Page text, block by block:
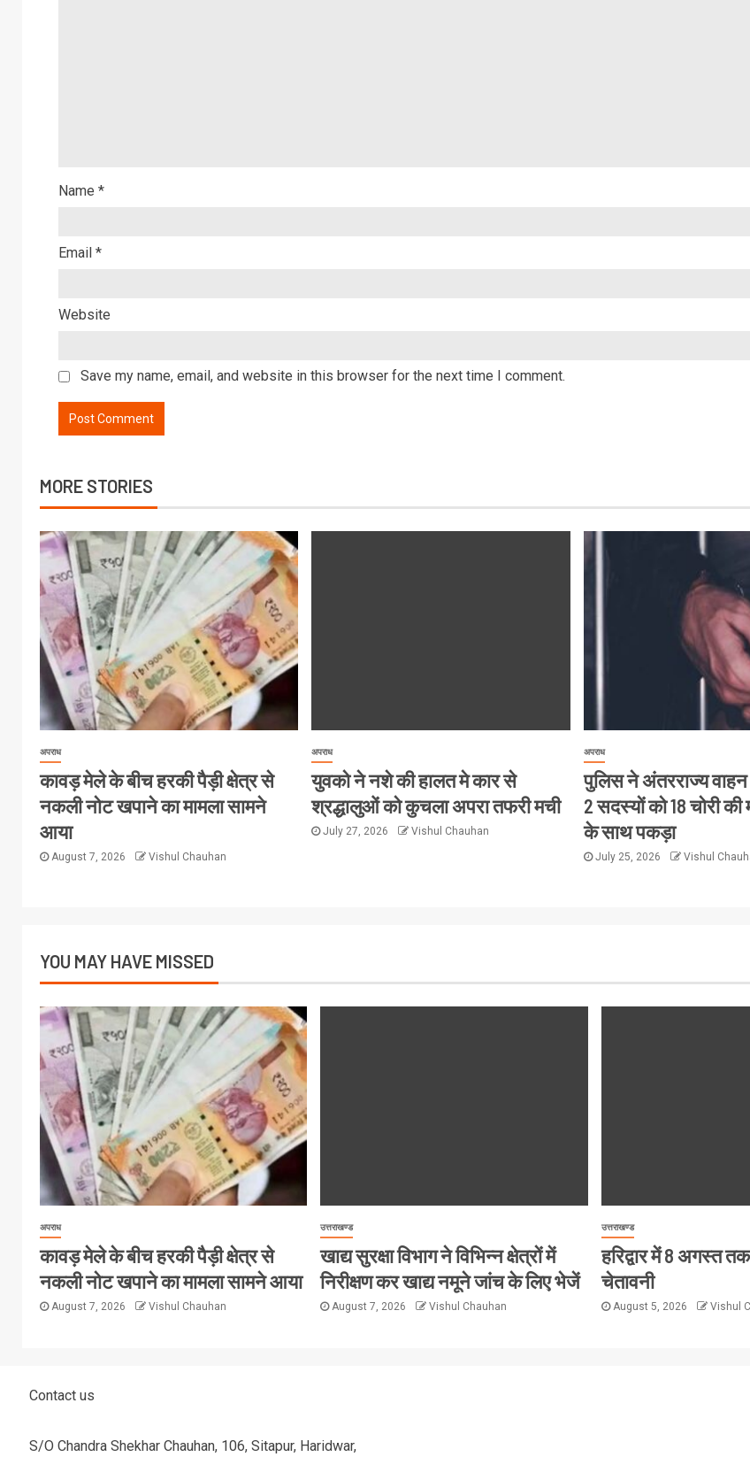
Name *
Email *
Website
Save my name, email, and website in this browser for the next time I comment.
MORE STORIES
अपराध
कावड़ मेले के बीच हरकी पैड़ी क्षेत्र से
नकली नोट खपाने का मामला सामने
आया
August 7, 2026 Vishul Chauhan
अपराध
युवको ने नशे की हालत मे कार से
श्रद्धालुओं को कुचला अपरा तफरी मची
July 27, 2026 Vishul Chauhan
अपराध
पुलिस ने अंतरराज्य वाहन
2 सदस्यों को 18 चोरी
के साथ पकड़ा
July 25, 2026 Vishul
YOU MAY HAVE MISSED
अपराध
कावड़ मेले के बीच हरकी पैड़ी क्षेत्र से
नकली नोट खपाने का मामला सामने आया
August 7, 2026 Vishul Chauhan
उत्तराखण्ड
खाद्य सुरक्षा विभाग ने विभिन्न क्षेत्रों में
निरीक्षण कर खाद्य नमूने जांच के लिए भेजें
August 7, 2026 Vishul Chauhan
उत्तराखण्ड
हरिद्वार में 8 अगस्त तक
चेतावनी
August 5, 2026 Vishul
Contact us
S/O Chandra Shekhar Chauhan, 106, Sitapur, Haridwar,